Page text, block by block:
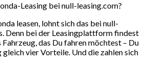
Leasing bei null-leasing.com?
leasen, lohnt sich das bei null-
Denn bei der Leasingplattform findest
Fahrzeug, das Du fahren möchtest – Du
vier Vorteile. Und die zahlen sich